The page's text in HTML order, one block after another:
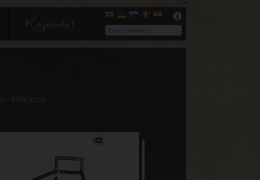
Kapcsolat
- templom